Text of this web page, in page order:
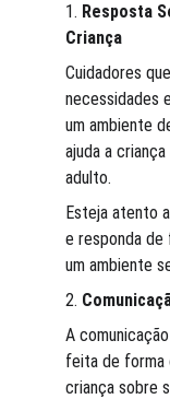
1. Resposta
Criança
Cuidadores
necessidades
um ambiente
ajuda a
adulto.
Esteja atento
e responda de
um ambiente
2.
A
feita de forma
criança sobre